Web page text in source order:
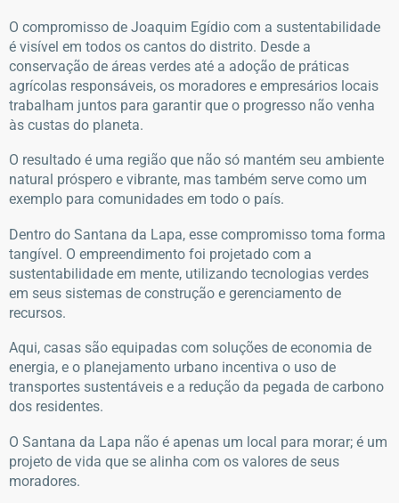
O compromisso de Joaquim Egídio com a sustentabilidade
é visível em todos os cantos do distrito. Desde a
conservação de áreas verdes até a adoção de práticas
agrícolas responsáveis, os moradores e empresários locais
trabalham juntos para garantir que o progresso não venha
às custas do planeta.
O resultado é uma região que não só mantém seu ambiente
natural próspero e vibrante, mas também serve como um
exemplo para comunidades em todo o país.
Dentro do Santana da Lapa, esse compromisso toma forma
tangível. O empreendimento foi projetado com a
sustentabilidade em mente, utilizando tecnologias verdes
em seus sistemas de construção e gerenciamento de
recursos.
Aqui, casas são equipadas com soluções de economia de
energia, e o planejamento urbano incentiva o uso de
transportes sustentáveis e a redução da pegada de carbono
dos residentes.
O Santana da Lapa não é apenas um local para morar; é um
projeto de vida que se alinha com os valores de seus
moradores.